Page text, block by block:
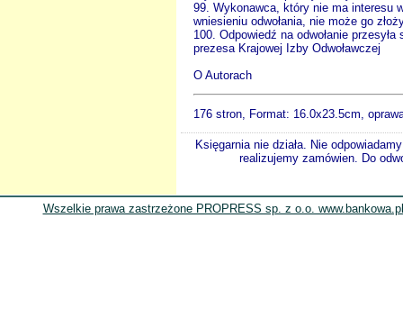
99. Wykonawca, który nie ma interesu
wniesieniu odwołania, nie może go
100. Odpowiedź na odwołanie przesyła
prezesa Krajowej Izby Odwoławczej
O Autorach
176 stron, Format: 16.0x23.5cm ,
Księgarnia nie działa. Nie
realizujemy zamówien. Do
Wszelkie prawa zastrzeżone PROPRESS sp. z o.o.